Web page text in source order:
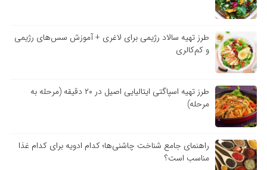
طرز تهیه سالاد رژیمی برای لاغری + آموزش سس‌های رژیمی
و کم‌کالری
طرز تهیه اسپاگتی ایتالیایی اصیل در ۲۰ دقیقه (مرحله به
مرحله)
راهنمای جامع شناخت چاشنی‌ها؛ کدام ادویه برای کدام غذا
مناسب است؟